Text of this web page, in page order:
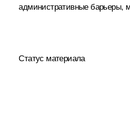
административные барьеры,
Статус материала